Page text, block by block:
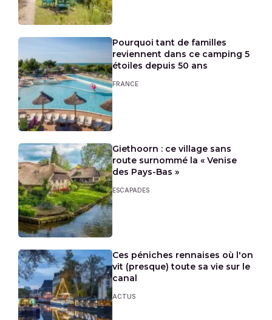
Pourquoi tant de familles
reviennent dans ce camping 5
étoiles depuis 50 ans
FRANCE
Giethoorn : ce village sans
route surnommé la « Venise
des Pays-Bas »
ESCAPADES
Ces péniches rennaises où l'on
vit (presque) toute sa vie sur le
canal
ACTUS